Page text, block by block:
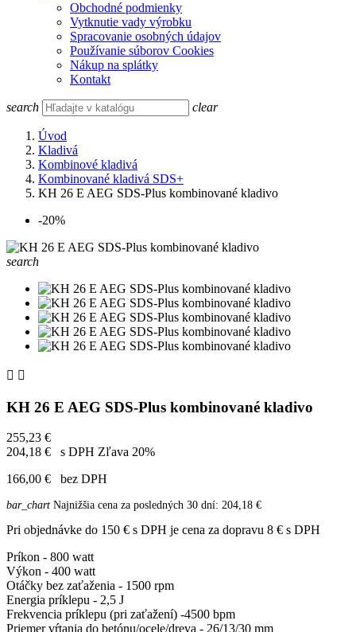
Obchodné podmienky
Vytknutie vady výrobku
Spracovanie osobných údajov
Používanie súborov Cookies
Nákup na splátky
Kontakt
search clear
Úvod
Kladivá
Kombinové kladivá
Kombinované kladivá SDS+
KH 26 E AEG SDS-Plus kombinované kladivo
-20%
search
 
KH 26 E AEG SDS-Plus kombinované kladivo
255,23 €
204,18 €
s DPH Zľava 20%
166,00 €
bez DPH
bar_chart Najnižšia cena za posledných 30 dní: 204,18 €
Pri objednávke do 150 € s DPH je cena za dopravu 8 € s DPH
Príkon - 800 watt
Výkon - 400 watt
Otáčky bez zaťaženia - 1500 rpm
Energia príklepu - 2,5 J
Frekvencia príklepu (pri zaťažení) -4500 bpm
Priemer vŕtania do betónu/ocele/dreva - 26/13/30 mm